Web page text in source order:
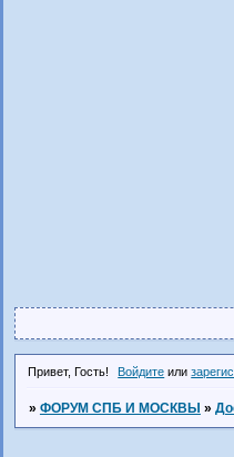
Привет, Гость! Войдите или
» ФОРУМ СПБ И МОСКВЫ »